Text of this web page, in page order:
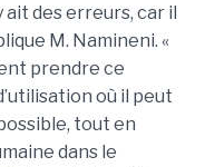
ait des erreurs, car il
M. Namineni. «
prendre ce
où il peut
tout en
dans le